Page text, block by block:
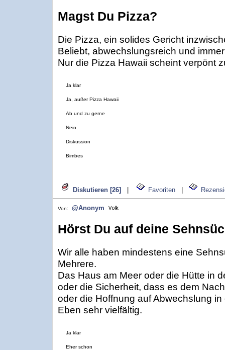
Magst Du Pizza?
Die Pizza, ein solides Gericht
Beliebt, abwechslungsreich und
Nur die Pizza Hawaii scheint verpönt
Ja klar
Ja, außer Pizza Hawaii
Ab und zu gerne
Nein
Diskussion
Bimbes
Diskutieren [26] Favoriten
Von: @Anonym
Hörst Du auf deine
Wir alle haben mindestens eine
Mehrere.
Das Haus am Meer oder die Hütte in
oder die Sicherheit, dass es dem
oder die Hoffnung auf Abwechslung
Eben sehr vielfältig.
Ja klar
Eher schon